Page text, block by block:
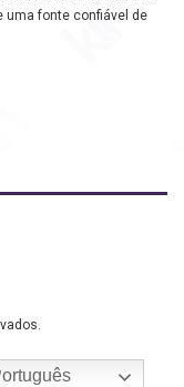
uma fonte confiável de